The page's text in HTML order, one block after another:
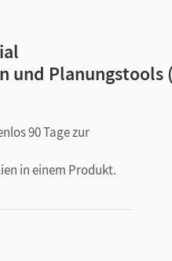
Planungstools
90 Tage zur
in einem Produkt.